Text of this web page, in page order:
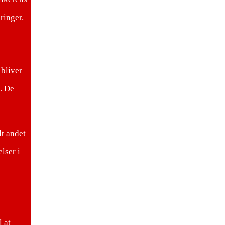
bliver
De
andet
i
at